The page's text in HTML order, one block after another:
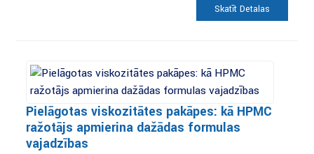
Skatīt Detaļas
Pielāgotas viskozitātes pakāpes: kā HPMC
ražotājs apmierina dažādas formulas
vajadzības